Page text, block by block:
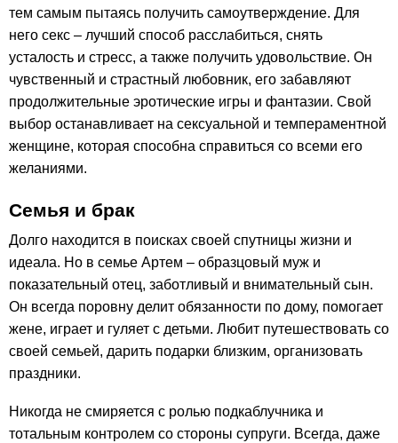
тем самым пытаясь получить самоутверждение. Для
него секс – лучший способ расслабиться, снять
усталость и стресс, а также получить удовольствие. Он
чувственный и страстный любовник, его забавляют
продолжительные эротические игры и фантазии. Свой
выбор останавливает на сексуальной и темпераментной
женщине, которая способна справиться со всеми его
желаниями.
Семья и брак
Долго находится в поисках своей спутницы жизни и
идеала. Но в семье Артем – образцовый муж и
показательный отец, заботливый и внимательный сын.
Он всегда поровну делит обязанности по дому, помогает
жене, играет и гуляет с детьми. Любит путешествовать со
своей семьей, дарить подарки близким, организовать
праздники.
Никогда не смиряется с ролью подкаблучника и
тотальным контролем со стороны супруги. Всегда, даже